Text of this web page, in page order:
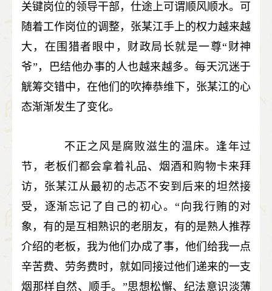
关键岗位的领导干部，仕途上可谓顺风顺水。可
随着工作岗位的调整，张某江手上的权力越来越
大，在围猎者眼中，财政局长就是一尊“财神
爷”，巴结他办事的人也越来越多。每天沉迷于
觥筹交错中，在他们的吹捧恭维下，张某江的心
态渐渐发生了变化。
不正之风是腐败滋生的温床。逢年过
节，老板们都会拿着礼品、烟酒和购物卡来拜
访，张某江从最初的忐忑不安到后来的坦然接
受，逐渐忘记了自己的初心。“向我行贿的对
象，有的是互相熟识的老朋友，有的是熟人推荐
介绍的老板，我为他们办成了事，他们给我一点
辛苦费、劳务费时，就如同接过他们递来的一支
烟那样自然、顺手。”思想松懈、纪法意识淡薄